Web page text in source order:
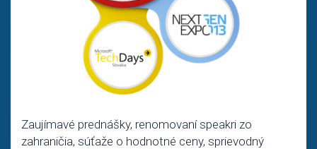
Zaujímavé prednášky, renomovaní speakri zo
zahraničia, súťaže o hodnotné ceny, sprievodný